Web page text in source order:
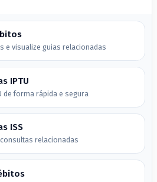
e visualize guias relacionadas
IPTU
de forma rápida e segura
ISS
consultas relacionadas